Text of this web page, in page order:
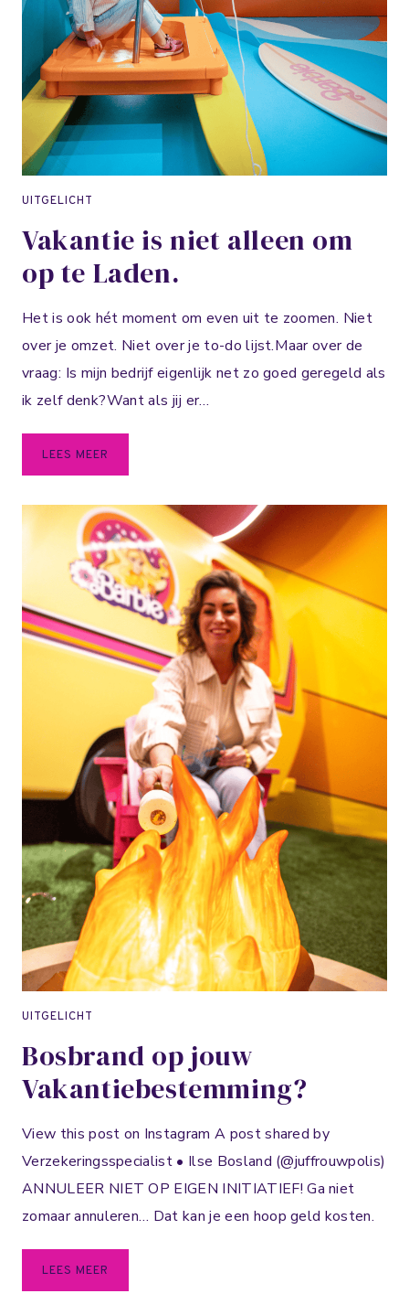
UITGELICHT
Vakantie is niet alleen om
op te Laden.
Het is ook hét moment om even uit te zoomen.⁣ Niet
over je omzet.⁣ Niet over je to-do lijst.⁣⁣Maar over de
vraag:⁣ Is mijn bedrijf eigenlijk net zo goed geregeld als
ik zelf denk?⁣⁣Want als jij er…
LEES MEER
A
A
N
T
I
E
I
S
T
A
L
E
E
N
O
O
P
T
D
E
.
UITGELICHT
Bosbrand op jouw
Vakantiebestemming?⁣
View this post on Instagram A post shared by
Verzekeringsspecialist • Ilse Bosland (@juffrouwpolis)
ANNULEER NIET OP EIGEN INITIATIEF! Ga niet
zomaar annuleren… Dat kan je een hoop geld kosten.
LEES MEER
O